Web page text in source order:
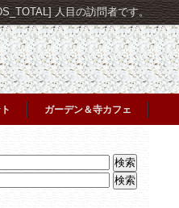
人目の訪問者です。
ガーデン＆寺カフェ